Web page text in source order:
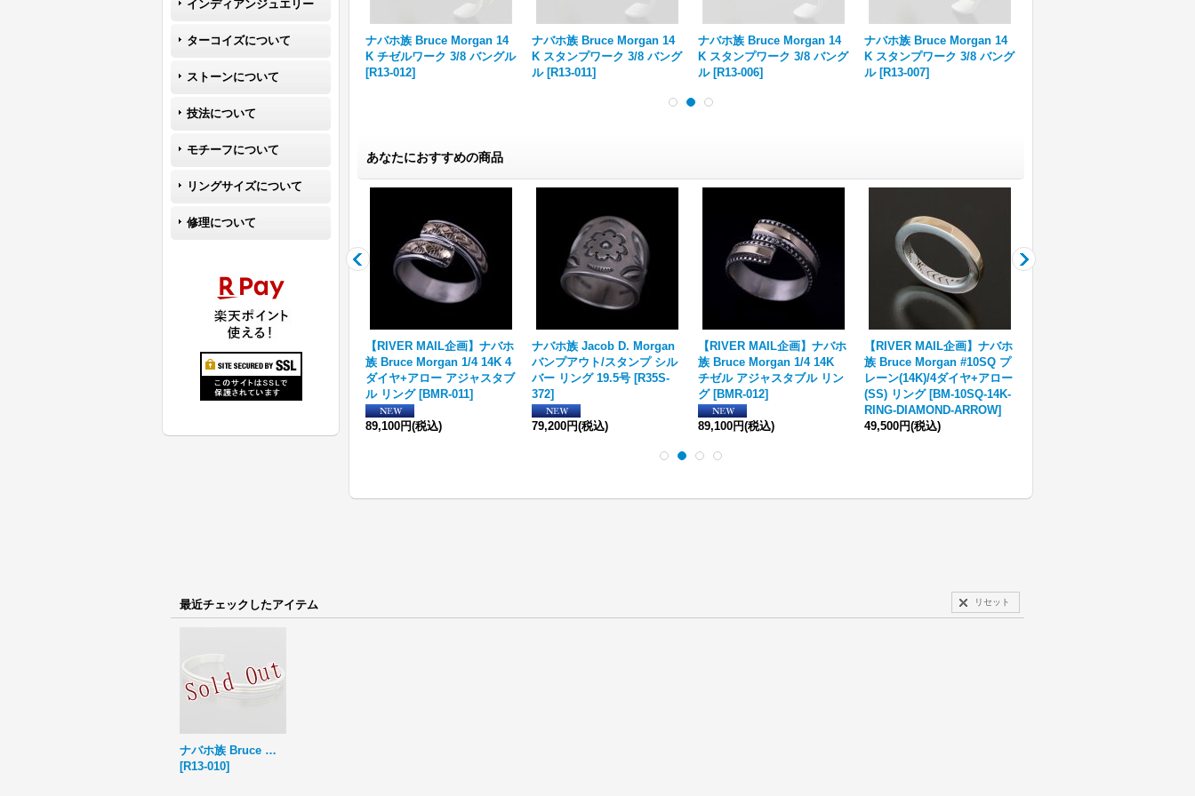
インディアンジュエリー
ターコイズについて
ストーンについて
技法について
モチーフについて
リングサイズについて
修理について
ナバホ族 Bruce Morgan 14
[R12-128]
ナバホ族 Bruce Morgan 14
K チゼルワーク 3/8 バングル
[R13-012]
ナバホ族 Bruce Morgan 14
K スタンプワーク 3/8 バング
ル [R13-011]
ナバホ族 Bruce Morgan 14
K スタンプワーク 3/8 バング
ル [R13-006]
ナバホ族 Bruce Morgan 14
K スタンプワーク 3/8 バング
ル [R13-007]
あなたにおすすめの商品
4" 14K 4ダイヤ+アロー リン
グ [BMR-013]
【RIVER MAIL企画】ナバホ
族 Bruce Morgan 1/4 14K 4
ダイヤ+アロー アジャスタブ
ル リング [BMR-011]
89,100円(税込)
ナバホ族 Jacob D. Morgan
バンプアウト/スタンプ シル
バー リング 19.5号 [R35S-
372]
79,200円(税込)
【RIVER MAIL企画】ナバホ
族 Bruce Morgan 1/4 14K
チゼル アジャスタブル リン
グ [BMR-012]
89,100円(税込)
【RIVER MAIL企画】ナバホ
族 Bruce Morgan #10SQ プ
レーン(14K)/4ダイヤ+アロー
(SS) リング [BM-10SQ-14K-
RING-DIAMOND-ARROW]
49,500円(税込)
最近チェックしたアイテム リセット
ナバホ族 Bruce Morgan 14K スタンプワーク 1/4 バングル
[R13-010]